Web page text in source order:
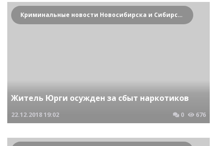
Криминальные новости Новосибирска и Сибирского региона
Житель Юрги осужден за сбыт наркотиков
22.12.201819:02 0 676